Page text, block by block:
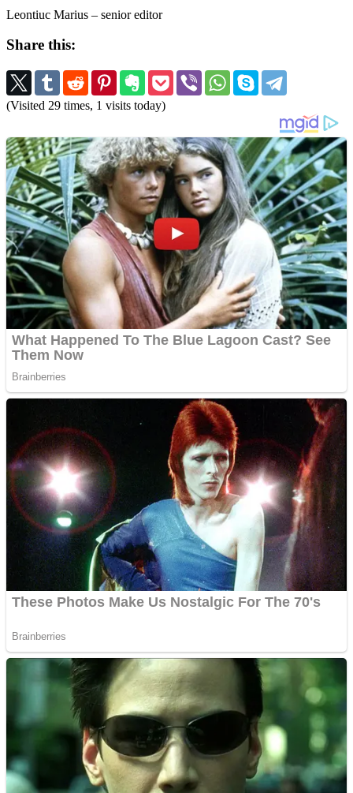
Leontiuc Marius – senior editor
Share this:
(Visited 29 times, 1 visits today)